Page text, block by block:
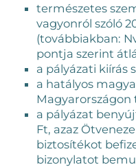
természetes
vagyonról szóló
(továbbiakban:
pontja szerint
a pályázati kiírás
a hatályos
Magyarországon
a pályázat
Ft, azaz
biztosítékot
bizonylatot